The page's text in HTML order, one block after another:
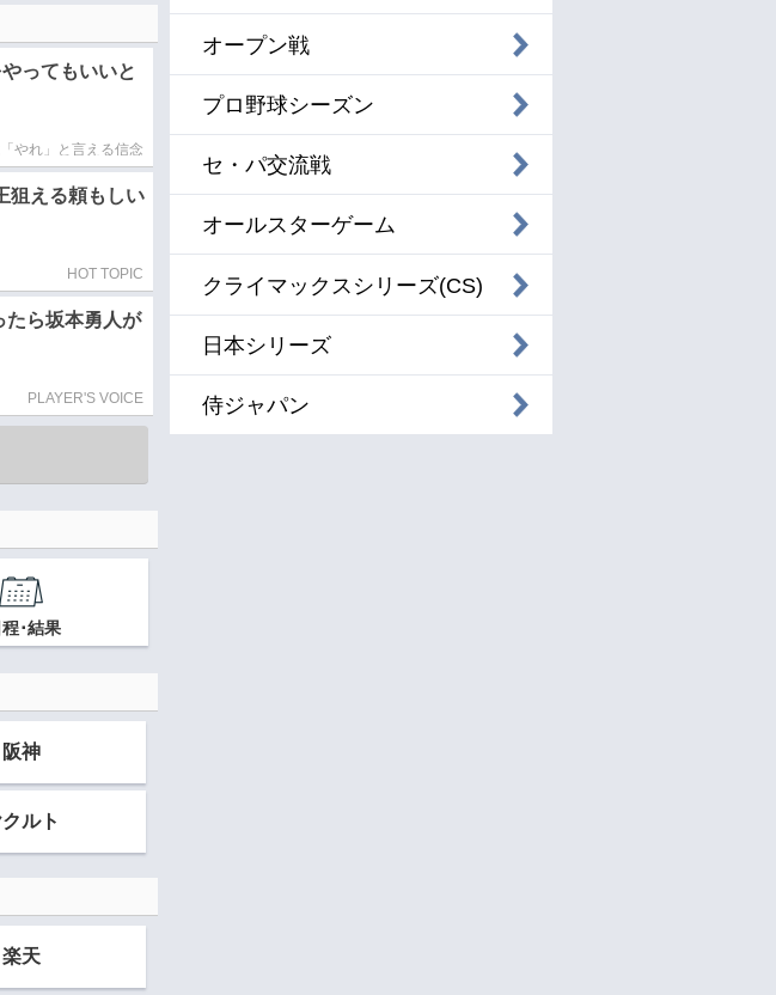
ってもいいと
やれ」と言える信念
狙える頼もしい
HOT TOPIC
たら坂本勇人が
PLAYER'S VOICE
程･結果
阪神
ルト
楽天
オープン戦
プロ野球シーズン
セ・パ交流戦
オールスターゲーム
クライマックスシリーズ(CS)
日本シリーズ
侍ジャパン